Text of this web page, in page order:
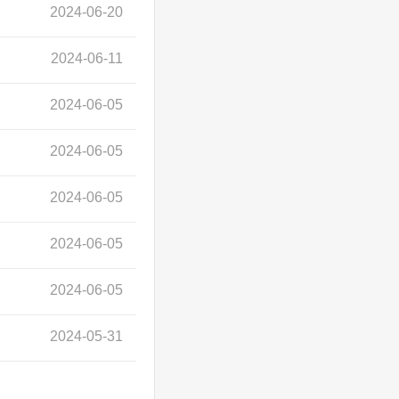
2024-06-20
2024-06-11
2024-06-05
2024-06-05
2024-06-05
2024-06-05
2024-06-05
2024-05-31